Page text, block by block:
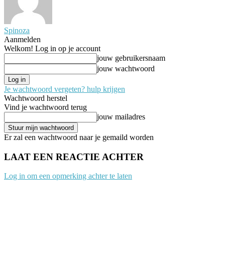
Spinoza
Aanmelden
Welkom! Log in op je account
jouw gebruikersnaam
jouw wachtwoord
Je wachtwoord vergeten? hulp krijgen
Wachtwoord herstel
Vind je wachtwoord terug
jouw mailadres
Er zal een wachtwoord naar je gemaild worden
LAAT EEN REACTIE ACHTER
Log in om een opmerking achter te laten